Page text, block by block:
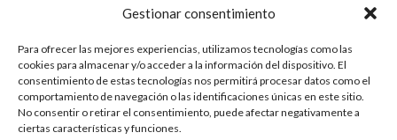
Gestionar consentimiento
Para ofrecer las mejores experiencias, utilizamos tecnologías como las
cookies para almacenar y/o acceder a la información del dispositivo. El
consentimiento de estas tecnologías nos permitirá procesar datos como el
comportamiento de navegación o las identificaciones únicas en este sitio.
No consentir o retirar el consentimiento, puede afectar negativamente a
ciertas características y funciones.
la
inversión
para
hogar
en
2025
ventanas:
hogar
con
nuestros
productos.
de
en
España
en
2025:
entre
PRESUPUESTO A MEDIDA
Si necesitas ventanas de otras medidas puedes solicitar un
presupuesto a medida desde nuestro formulario de solicitud
de presupuesto.